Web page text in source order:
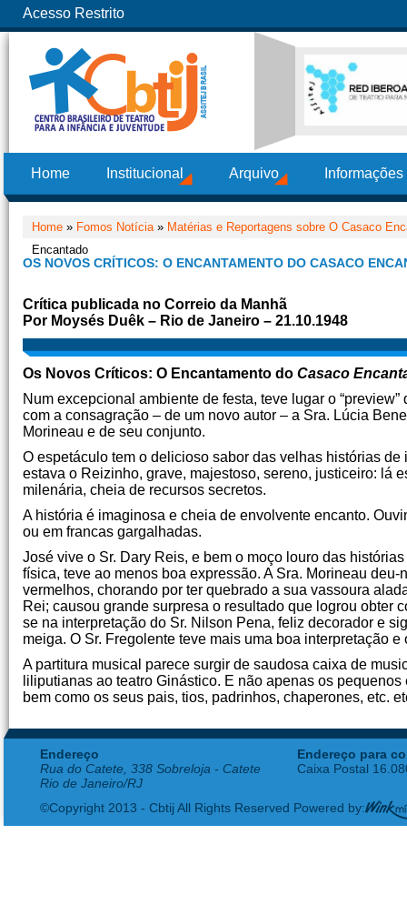
Acesso Restrito
Home Institucional Arquivo
Home » Fomos Notícia» Matérias e Reportagens sobre O Casaco
Encantado
OS NOVOS CRÍTICOS: O ENCANTAMENTO DO CASACO
Crítica publicada no Correio da Manhã
Por Moysés Duêk – Rio de Janeiro – 21.10.1948
Os Novos Críticos: O Encantamento do Casaco
Num excepcional ambiente de festa, teve lugar o “preview”
com a consagração – de um novo autor – a Sra. Lúcia
Morineau e de seu conjunto.
O espetáculo tem o delicioso sabor das velhas histórias
estava o Reizinho, grave, majestoso, sereno, justiceiro: lá
milenária, cheia de recursos secretos.
A história é imaginosa e cheia de envolvente encanto.
ou em francas gargalhadas.
José vive o Sr. Dary Reis, e bem o moço louro das
física, teve ao menos boa expressão. A Sra. Morineau
vermelhos, chorando por ter quebrado a sua vassoura
Rei; causou grande surpresa o resultado que logrou obter
se na interpretação do Sr. Nilson Pena, feliz decorador e
meiga. O Sr. Fregolente teve mais uma boa interpretação
A partitura musical parece surgir de saudosa caixa de
liliputianas ao teatro Ginástico. E não apenas os
bem como os seus pais, tios, padrinhos, chaperones, etc.
Endereço
Rua do Catete, 338 Sobreloja - Catete
Rio de Janeiro/RJ
Endereço para
Caixa Postal
©Copyright 2013 - Cbtij All Rights Reserved Powered by: